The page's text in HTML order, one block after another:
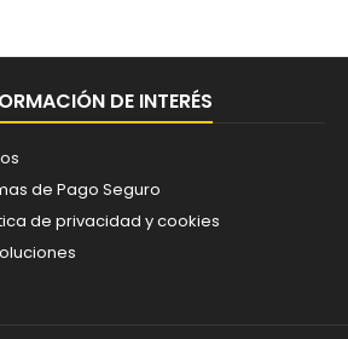
DE INTERÉS
de Pago Seguro
de privacidad y cookies